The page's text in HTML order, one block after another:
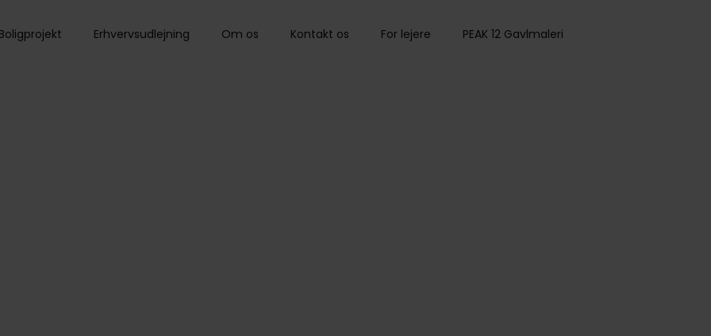
Boligprojekt Erhvervsudlejning Om os Kontakt os For lejere PEAK 12 Gavlmaleri